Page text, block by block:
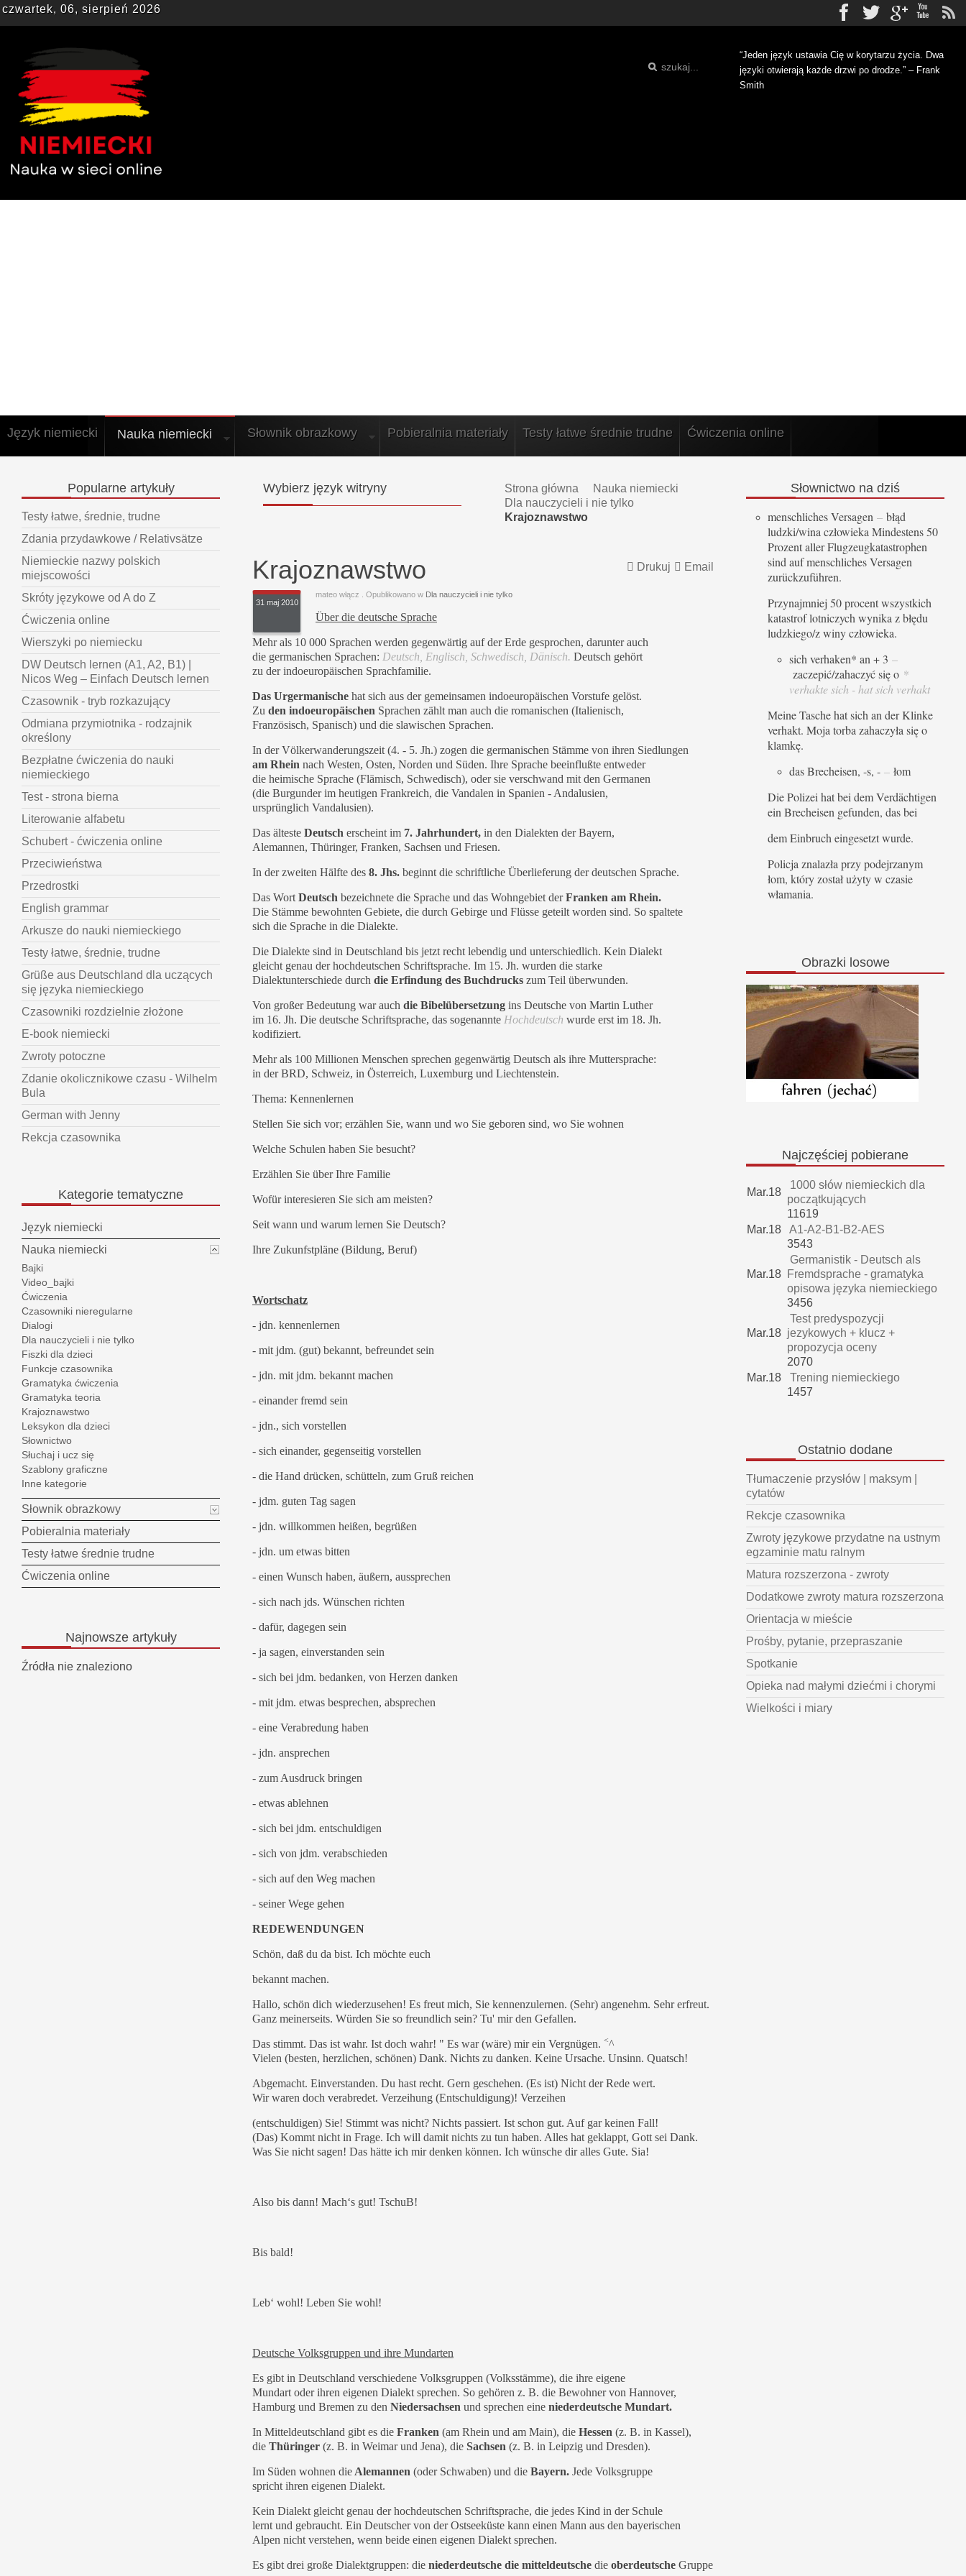
czwartek, 06, sierpień 2026 Facebook
Twittergplus
“Jeden język ustawia Cię w korytarzu życia. Dwa
języki otwierają każde drzwi po drodze.” – Frank
Smith
Język niemiecki Nauka niemiecki Słownik obrazkowy Pobieralnia materiały Testy łatwe średnie trudne Ćwiczenia online
Wybierz język witryny Strona główna
Nauka niemiecki
Dla nauczycieli i nie tylko
Krajoznawstwo
Email
Drukuj
Krajoznawstwo
mateo włącz
31 maj 2010
. Opublikowano w Dla nauczycieli i nie tylko
Über die deutsche Sprache
Mehr als 10 000 Sprachen werden gegenwärtig auf der Erde gesprochen, darunter auch
die germa­nischen Sprachen: Deutsch, Englisch, Schwedisch, Dänisch. Deutsch gehört
zu der indoeuropäischen Sprachfamilie.
Das Urgermanische hat sich aus der gemeinsamen indoeuropäischen Vorstufe gelöst.
Zu den indo­europäischen Sprachen zählt man auch die romanischen (Italienisch,
Französisch, Spanisch) und die slawischen Sprachen.
In der Völkerwanderungszeit (4. - 5. Jh.) zogen die germanischen Stämme von ihren Siedlungen
am Rhein nach Westen, Osten, Norden und Süden. Ihre Sprache beeinflußte entweder
die heimische Sprache (Flämisch, Schwedisch), oder sie verschwand mit den Germanen
(die Burgunder im heutigen Frankreich, die Vandalen in Spanien - Andalusien,
ursprünglich Vandalusien).
Das älteste Deutsch erscheint im 7. Jahrhundert, in den Dialekten der Bayern,
Alemannen, Thürin­ger, Franken, Sachsen und Friesen.
In der zweiten Hälfte des 8. Jhs. beginnt die schriftliche Überlieferung der deutschen Sprache.
Das Wort Deutsch bezeichnete die Sprache und das Wohngebiet derFranken am Rhein.
Die Stämme bewohnten Gebiete, die durch Gebirge und Flüsse geteilt worden sind. So spaltete
sich die Sprache in die Dialekte.
Die Dialekte sind in Deutschland bis jetzt recht lebendig und unterschiedlich. Kein Dialekt
gleicht genau der hochdeutschen Schriftsprache. Im 15. Jh. wurden die starke
Dialektunterschiede durch die Erfindung des Buchdrucks zum Teil überwunden.
Von großer Bedeutung war auch die Bibelübersetzung ins Deutsche von Martin Luther
im 16. Jh. Die deutsche Schriftsprache, das sogenannte Hochdeutsch wurde erst im 18. Jh.
kodifiziert.
Mehr als 100 Millionen Menschen sprechen gegenwärtig Deutsch als ihre Muttersprache:
in der BRD, Schweiz, in Österreich, Luxemburg und Liechtenstein.
Thema: Kennenlernen
Stellen Sie sich vor; erzählen Sie, wann und wo Sie geboren sind, wo Sie wohnen
Welche Schulen haben Sie besucht?
Erzählen Sie über Ihre Familie
Wofür interesieren Sie sich am meisten?
Seit wann und warum lernen Sie Deutsch?
Ihre Zukunfstpläne (Bildung, Beruf)
Wortschatz
- jdn. kennenlernen
- mit jdm. (gut) bekannt, befreundet sein
- jdn. mit jdm. bekannt machen
- einander fremd sein
- jdn., sich vorstellen
- sich einander, gegenseitig vorstellen
- die Hand drücken, schütteln, zum Gruß reichen
- jdm. guten Tag sagen
- jdn. willkommen heißen, begrüßen
- jdn. um etwas bitten
- einen Wunsch haben, äußern, aussprechen
- sich nach jds. Wünschen richten
- dafür, dagegen sein
- ja sagen, einverstanden sein
- sich bei jdm. bedanken, von Herzen danken
- mit jdm. etwas besprechen, absprechen
- eine Verabredung haben
- jdn. ansprechen
- zum Ausdruck bringen
- etwas ablehnen
- sich bei jdm. entschuldigen
- sich von jdm. verabschieden
- sich auf den Weg machen
- seiner Wege gehen
REDEWENDUNGEN
Schön, daß du da bist. Ich möchte euch
bekannt machen.
Hallo, schön dich wiederzusehen! Es freut mich, Sie kennenzulernen. (Sehr) angenehm. Sehr erfreut.
Ganz meinerseits. Würden Sie so freundlich sein? Tu' mir den Gefallen.
Das stimmt. Das ist wahr. Ist doch wahr! " Es war (wäre) mir ein Vergnügen. <^
Vielen (besten, herzlichen, schönen) Dank. Nichts zu danken. Keine Ursache. Unsinn. Quatsch!
Abgemacht. Einverstanden. Du hast recht. Gern geschehen. (Es ist) Nicht der Rede wert.
Wir waren doch verabredet. Verzeihung (Entschuldigung)! Verzeihen
(entschuldigen) Sie! Stimmt was nicht? Nichts passiert. Ist schon gut. Auf gar keinen Fall!
(Das) Kommt nicht in Frage. Ich will damit nichts zu tun haben. Alles hat geklappt, Gott sei Dank.
Was Sie nicht sagen! Das hätte ich mir denken können. Ich wünsche dir alles Gute. Sia!
Also bis dann! Mach‘s gut! TschuB!
Bis bald!
Leb‘ wohl! Leben Sie wohl!
Deutsche Volksgruppen und ihre Mundarten
Es gibt in Deutschland verschiedene Volksgruppen (Volksstämme), die ihre eigene
Mundart oder ihren eigenen Dialekt sprechen. So gehören z. B. die Bewohner von Hannover,
Hamburg und Bremen zu den Niedersachsen und sprechen eine niederdeutsche Mundart.
In Mitteldeutschland gibt es die Franken (am Rhein und am Main), die Hessen (z. B. in Kassel),
die Thüringer (z. B. in Weimar und Jena), die Sachsen (z. B. in Leipzig und Dresden).
Im Süden wohnen die Alemannen (oder Schwaben) und die Bayern. Jede Volksgruppe
spricht ihren eigenen Dialekt.
Kein Dialekt gleicht genau der hochdeutschen Schriftsprache, die jedes Kind in der Schule
lernt und gebraucht. Ein Deutscher von der Ostseeküste kann einen Mann aus den bayerischen
Alpen nicht ver­stehen, wenn beide einen eigenen Dialekt sprechen.
Es gibt drei große Dialektgruppen: die niederdeutsche die mitteldeutsche die oberdeutsche Gruppe
Popularneartykuły
Testy łatwe, średnie, trudne
Zdania przydawkowe / Relativsätze
Niemieckie nazwy polskich
miejscowości
Skróty językowe od A do Z
Ćwiczenia online
Wierszyki po niemiecku
DW Deutsch lernen (A1, A2, B1) |
Nicos Weg – Einfach Deutsch lernen
Czasownik - tryb rozkazujący
Odmiana przymiotnika - rodzajnik
określony
Bezpłatne ćwiczenia do nauki
niemieckiego
Test - strona bierna
Literowanie alfabetu
Schubert - ćwiczenia online
Przeciwieństwa
Przedrostki
English grammar
Arkusze do nauki niemieckiego
Testy łatwe, średnie, trudne
Grüße aus Deutschland dla uczących
się języka niemieckiego
Czasowniki rozdzielnie złożone
E-book niemiecki
Zwroty potoczne
Zdanie okolicznikowe czasu - Wilhelm
Bula
German with Jenny
Rekcja czasownika
Kategorie tematyczne
Język niemiecki
Nauka niemiecki
Bajki
Video_bajki
Ćwiczenia
Czasowniki nieregularne
Dialogi
Dla nauczycieli i nie tylko
Fiszki dla dzieci
Funkcje czasownika
Gramatyka ćwiczenia
Gramatyka teoria
Krajoznawstwo
Leksykon dla dzieci
Słownictwo
Słuchaj i ucz się
Szablony graficzne
Inne kategorie
Słownik obrazkowy
Pobieralnia materiały
Testy łatwe średnie trudne
Ćwiczenia online
Najnowszeartykuły
Źródła nie znaleziono
Słownictwo na dziś
menschliches Versagen – błąd
ludzki/wina człowieka Mindestens 50
Prozent aller Flugzeugkatastrophen
sind auf menschliches Versagen
zurückzuführen.
Przynajmniej 50 procent wszystkich
katastrof lotniczych wynika z błędu
ludzkiego/z winy człowieka.
sich verhaken* an + 3 –
zaczepić/zahaczyć się o *
verhakte sich - hat sich verhakt
Meine Tasche hat sich an der Klinke
verhakt. Moja torba zahaczyła się o
klamkę.
das Brecheisen, -s, - – łom
Die Polizei hat bei dem Verdächtigen
ein Brecheisen gefunden, das bei
dem Einbruch eingesetzt wurde.
Policja znalazła przy podejrzanym
łom, który został użyty w czasie
włamania.
Obrazki losowe
Najczęściej pobierane
Mar.18
1000 słów niemieckich dla
początkujących
11619
Mar.18
A1-A2-B1-B2-AES
3543
Mar.18
Germanistik - Deutsch als
Fremdsprache - gramatyka
opisowa języka niemieckiego
3456
Mar.18
Test predyspozycji
jezykowych + klucz +
propozycja oceny
2070
Mar.18
Trening niemieckiego
1457
Ostatnio dodane
Tłumaczenie przysłów | maksym |
cytatów
Rekcje czasownika
Zwroty językowe przydatne na ustnym
egzaminie matu ralnym
Matura rozszerzona - zwroty
Dodatkowe zwroty matura rozszerzona
Orientacja w mieście
Prośby, pytanie, przepraszanie
Spotkanie
Opieka nad małymi dziećmi i chorymi
Wielkości i miary